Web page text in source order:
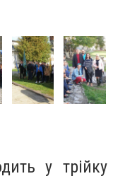
у трійку